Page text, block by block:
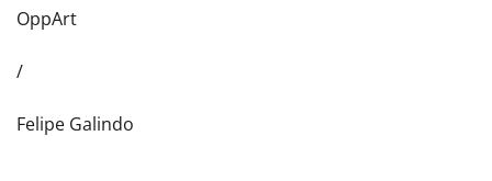
OppArt
/
Felipe Galindo